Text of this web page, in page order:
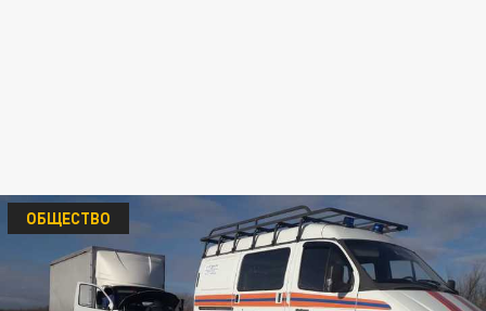
ОБЩЕСТВО